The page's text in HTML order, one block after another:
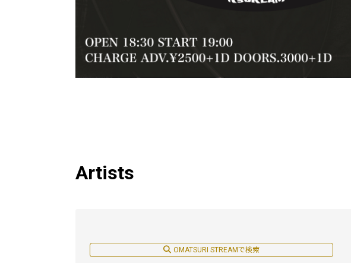
Artists
OMATSURI STREAMで検索